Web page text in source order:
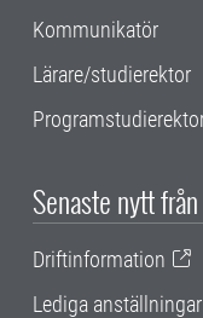
Kommunikatör
Lärare/studierektor
Senaste nytt från
Driftinformation
Lediga anställningar